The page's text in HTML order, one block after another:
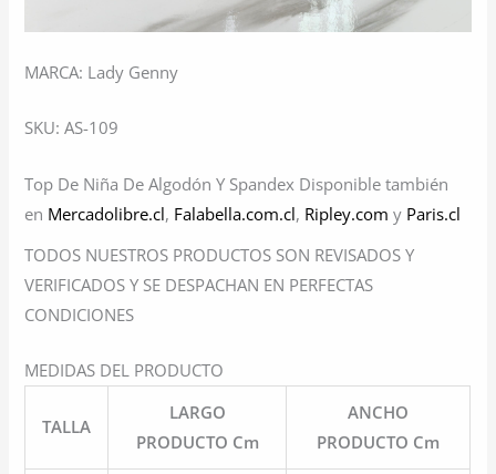
MARCA: Lady Genny
SKU: AS-109
Top De Niña De Algodón Y Spandex Disponible también
en Mercadolibre.cl, Falabella.com.cl, Ripley.com y Paris.cl
TODOS NUESTROS PRODUCTOS SON REVISADOS Y
VERIFICADOS Y SE DESPACHAN EN PERFECTAS
CONDICIONES
MEDIDAS DEL PRODUCTO
TALLA
LARGO
PRODUCTO Cm
ANCHO
PRODUCTO Cm